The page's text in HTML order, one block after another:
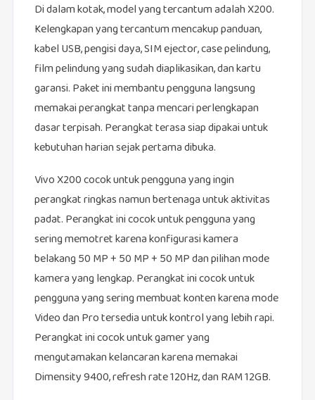
Di dalam kotak, model yang tercantum adalah X200.
Kelengkapan yang tercantum mencakup panduan,
kabel USB, pengisi daya, SIM ejector, case pelindung,
film pelindung yang sudah diaplikasikan, dan kartu
garansi. Paket ini membantu pengguna langsung
memakai perangkat tanpa mencari perlengkapan
dasar terpisah. Perangkat terasa siap dipakai untuk
kebutuhan harian sejak pertama dibuka.
Vivo X200 cocok untuk pengguna yang ingin
perangkat ringkas namun bertenaga untuk aktivitas
padat. Perangkat ini cocok untuk pengguna yang
sering memotret karena konfigurasi kamera
belakang 50 MP + 50 MP + 50 MP dan pilihan mode
kamera yang lengkap. Perangkat ini cocok untuk
pengguna yang sering membuat konten karena mode
Video dan Pro tersedia untuk kontrol yang lebih rapi.
Perangkat ini cocok untuk gamer yang
mengutamakan kelancaran karena memakai
Dimensity 9400, refresh rate 120Hz, dan RAM 12GB.